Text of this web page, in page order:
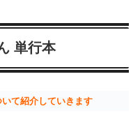
単行本
いて紹介していきます